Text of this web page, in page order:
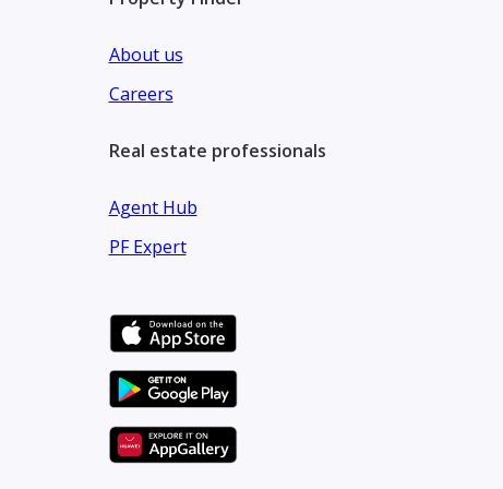
About us
Careers
Real estate professionals
Agent Hub
PF Expert